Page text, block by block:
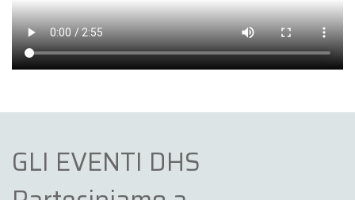
GLI EVENTI DHS